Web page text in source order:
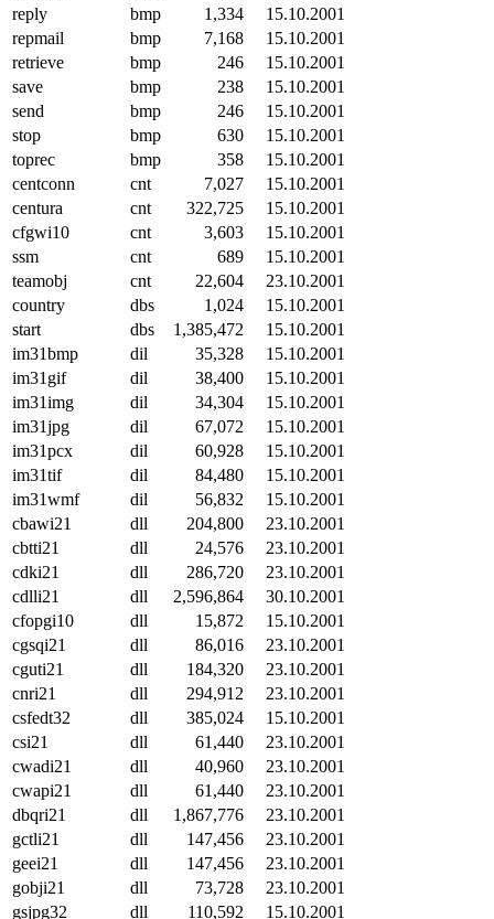
reply
bmp 1,334
15.10.2001
repmail
bmp 7,168
15.10.2001
retrieve
bmp 246
15.10.2001
save
bmp 238
15.10.2001
send
bmp 246
15.10.2001
stop
bmp 630
15.10.2001
toprec
bmp 358
15.10.2001
centconn
cnt 7,027
15.10.2001
centura
cnt 322,725
15.10.2001
cfgwi10
cnt 3,603
15.10.2001
ssm
cnt 689
15.10.2001
teamobj
cnt 22,604
23.10.2001
country
dbs 1,024
15.10.2001
start
dbs 1,385,472
15.10.2001
im31bmp
dil 35,328
15.10.2001
im31gif
dil 38,400
15.10.2001
im31img
dil 34,304
15.10.2001
im31jpg
dil 67,072
15.10.2001
im31pcx
dil 60,928
15.10.2001
im31tif
dil 84,480
15.10.2001
im31wmf
dil 56,832
15.10.2001
cbawi21
dll 204,800
23.10.2001
cbtti21
dll 24,576
23.10.2001
cdki21
dll 286,720
23.10.2001
cdlli21
dll 2,596,864
30.10.2001
cfopgi10
dll 15,872
15.10.2001
cgsqi21
dll 86,016
23.10.2001
cguti21
dll 184,320
23.10.2001
cnri21
dll 294,912
23.10.2001
csfedt32
dll 385,024
15.10.2001
csi21
dll 61,440
23.10.2001
cwadi21
dll 40,960
23.10.2001
cwapi21
dll 61,440
23.10.2001
dbqri21
dll 1,867,776
23.10.2001
gctli21
dll 147,456
23.10.2001
geei21
dll 147,456
23.10.2001
gobji21
dll 73,728
23.10.2001
gsjpg32
dll 110,592 15.10.2001